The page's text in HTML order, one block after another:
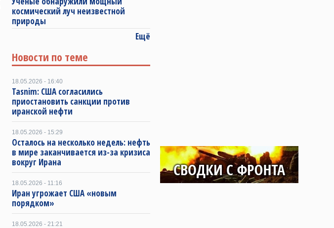
космический луч неизвестной
природы
Ещё
Новости по теме
18.05.2026 - 16:40
Tasnim: США согласились
приостановить санкции против
иранской нефти
18.05.2026 - 15:29
Осталось на несколько недель: нефть
в мире заканчивается из-за кризиса
вокруг Ирана
18.05.2026 - 11:16
Иран угрожает США «новым
порядком»
18.05.2026 - 21:21